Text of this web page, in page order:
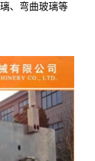
、弯曲玻璃等